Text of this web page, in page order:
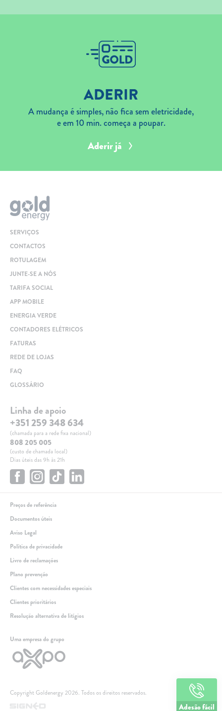
+351 259 348 634
(chamada para a rede fixa nacional)
808 205 005
Dias úteis das 9h às 21h
ADERIR
A mudança é simples, não fica sem eletricidade,
e em 10 min. começa a poupar.
Aderir já
Adesão fácil
SERVIÇOS
CONTACTOS
ROTULAGEM
JUNTE-SE A NÓS
TARIFA SOCIAL
APP MOBILE
ENERGIA VERDE
CONTADORES ELÉTRICOS
FATURAS
REDE DE LOJAS
FAQ
GLOSSÁRIO
Linha de apoio
+351 259 348 634
(chamada para a rede fixa nacional)
808 205 005
(custo de chamada local)
Dias úteis das 9h às 21h
Preços de referência
Documentos úteis
Aviso Legal
Política de privacidade
Livro de reclamações
Plano prevenção
Clientes com necessidades especiais
Clientes prioritários
Resolução alternativa de litígios
Uma empresa do grupo
Copyright Goldenergy 2026. Todos os direitos reservados.